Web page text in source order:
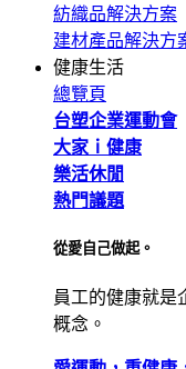
紡織品解決方案
建材產品解決方
健康生活
總覽頁
台塑企業運動會
大家ｉ健康
樂活休閒
熱門議題
從愛自己做起。
員工的健康就是
概念。